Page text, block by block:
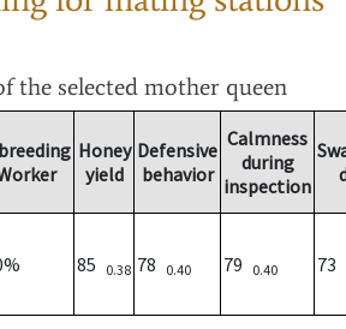
the selected mother queen
Honey
yield
Defensive
behavior
Calmness
during
inspection
85 0.38 78 0.40 79 0.40 73